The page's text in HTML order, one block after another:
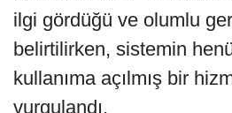
ilgi gördüğü ve olumlu
belirtilirken, sistemin
kullanıma açılmış bir
vurgulandı.